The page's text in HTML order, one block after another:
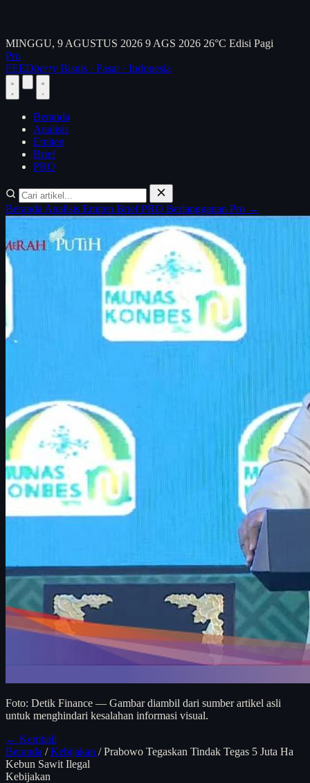
MINGGU, 9 AGUSTUS 2026 9 AGS 2026 26°C Edisi Pagi
Pro
FEEDberry Bisnis · Pasar · Indonesia
Beranda
Analisis
Emiten
Brief
PRO
Beranda Analisis Emiten BriefPRO Berlangganan Pro →
Foto: Detik Finance — Gambar diambil dari sumber artikel asli
untuk menghindari kesalahan informasi visual.
← Kembali
Beranda / Kebijakan / Prabowo Tegaskan Tindak Tegas 5 Juta Ha
Kebun Sawit Ilegal
Kebijakan